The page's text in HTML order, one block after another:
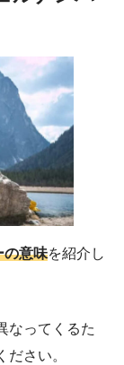
の意味を紹介し
なってくるた
さい。